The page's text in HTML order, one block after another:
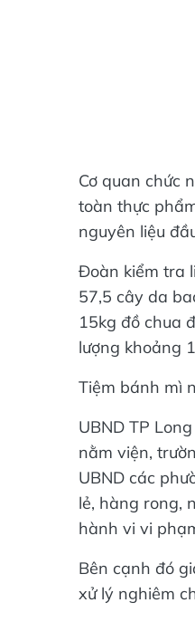
Cơ quan chức
toàn thực
nguyên liệu
Đoàn kiểm tra
57,5 cây da
15kg đồ chua
lượng khoảng
Tiệm bánh mì
UBND TP
nằm viện,
UBND các
lẻ, hàng rong,
hành vi vi
Bên cạnh đó
xử lý nghiêm